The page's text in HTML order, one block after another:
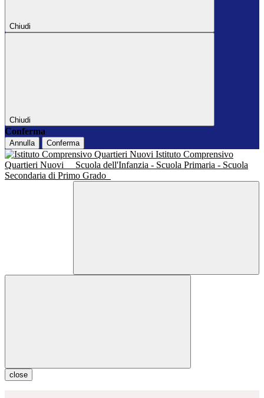
Chiudi
Chiudi
Conferma
Annulla Conferma
Istituto Comprensivo
Quartieri Nuovi
Scuola dell'Infanzia - Scuola Primaria - Scuola
Secondaria di Primo Grado
close